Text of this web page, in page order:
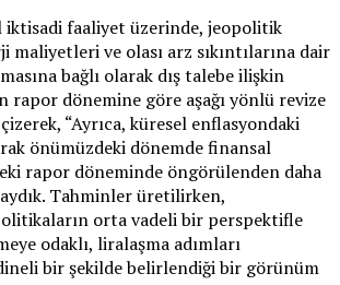
iktisadi faaliyet üzerinde, jeopolitik
ve olası arz sıkıntılarına dair
bağlı olarak dış talebe ilişkin
rapor dönemine göre aşağı yönlü revize
“Ayrıca, küresel enflasyondaki
önümüzdeki dönemde finansal
rapor döneminde öngörülenden daha
Tahminler üretilirken,
orta vadeli bir perspektifle
odaklı, liralaşma adımları
bir şekilde belirlendiği bir görünüm